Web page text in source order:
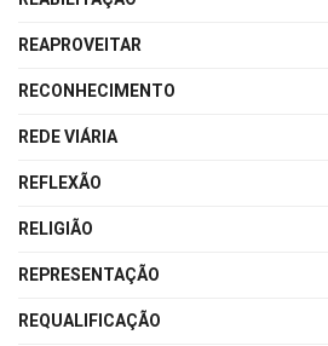
REAPROVEITAR
RECONHECIMENTO
REDE VIÁRIA
REFLEXÃO
RELIGIÃO
REPRESENTAÇÃO
REQUALIFICAÇÃO